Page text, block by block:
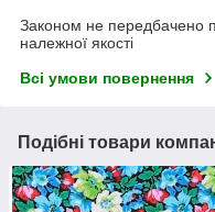
Законом не передбачено
належної якості
Всі умови повернення
Подібні товари